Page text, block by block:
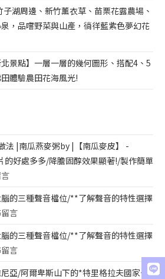
子湖周邊、新竹薰衣草、苗栗花露農場、
，品嚐野菜與山產，徜徉藍紫色夢幻花
北景點】一層一層的幾何圖形、搭配4、5
體驗農田花海風光!
法 |南瓜燕麥粥by |【南瓜麥皮】 -
的好處多多/降膽固醇效果顯著!/製作簡單
的三種聲音檔位/**了解聲音的特性選擇
言
的三種聲音檔位/**了解聲音的特性選擇
言
亞/阿爾卑斯山下的*特里格拉夫國家公